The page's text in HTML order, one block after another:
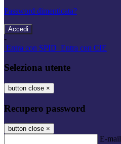
Password dimenticata?
-
Entra con SPID Entra con CIE
Seleziona utente
button close ×
Recupero password
button close ×
E-mail